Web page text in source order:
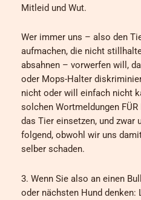
Mitleid und Wut.
Wer immer uns – also den
aufmachen, die nicht
absahnen – vorwerfen will,
oder Mops-Halter
nicht oder will einfach nicht
solchen Wortmeldungen
das Tier einsetzen, und zwar
folgend, obwohl wir uns
selber schaden.
3. Wenn Sie also an einen
oder nächsten Hund denken: